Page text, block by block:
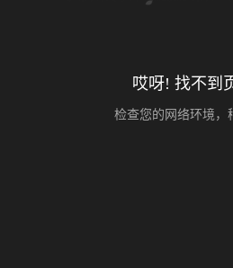
哎呀! 找不到
检查您的网络环境，